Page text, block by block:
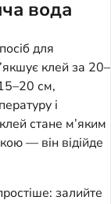
вода
для
клей за 20–
см,
і
стане м’яким
— він відійде
залийте